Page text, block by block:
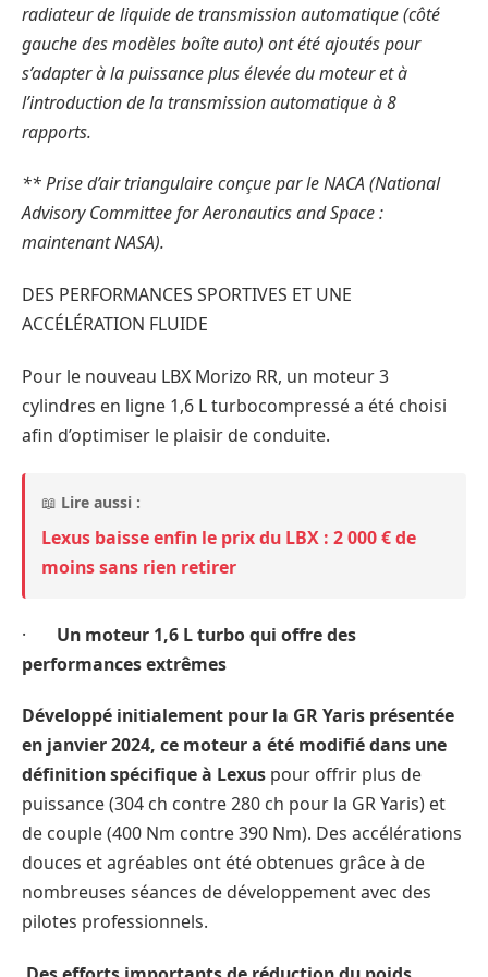
radiateur de liquide de transmission automatique (côté
gauche des modèles boîte auto) ont été ajoutés pour
s’adapter à la puissance plus élevée du moteur et à
l’introduction de la transmission automatique à 8
rapports.
** Prise d’air triangulaire conçue par le NACA (National
Advisory Committee for Aeronautics and Space :
maintenant NASA).
DES PERFORMANCES SPORTIVES ET UNE
ACCÉLÉRATION FLUIDE
Pour le nouveau LBX Morizo RR, un moteur 3
cylindres en ligne 1,6 L turbocompressé a été choisi
afin d’optimiser le plaisir de conduite.
📖 Lire aussi :
Lexus baisse enfin le prix du LBX : 2 000 € de
moins sans rien retirer
· Un moteur 1,6 L turbo qui offre des
performances extrêmes
Développé initialement pour la GR Yaris présentée
en janvier 2024, ce moteur a été modifié dans une
définition spécifique à Lexus pour offrir plus de
puissance (304 ch contre 280 ch pour la GR Yaris) et
de couple (400 Nm contre 390 Nm). Des accélérations
douces et agréables ont été obtenues grâce à de
nombreuses séances de développement avec des
pilotes professionnels.